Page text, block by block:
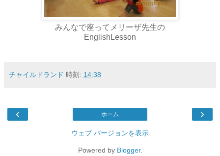
みんなで座ってメリーザ先生の
EnglishLesson
チャイルドランド 時刻: 14:38
‹ ›
ホーム
ウェブ バージョンを表示
Powered by Blogger.